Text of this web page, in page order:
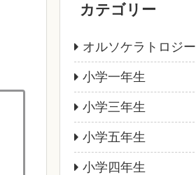
カテゴリー
オルソケラトロジー
小学一年生
小学三年生
小学五年生
小学四年生